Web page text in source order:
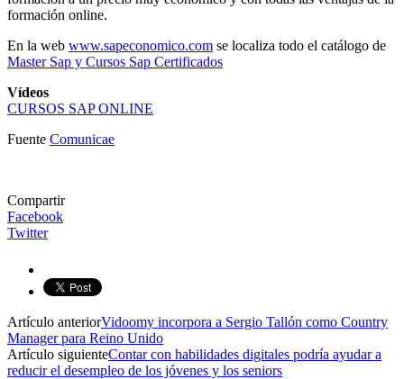
formación online.
En la web www.sapeconomico.com se localiza todo el catálogo de
Master Sap y Cursos Sap Certificados
Vídeos
CURSOS SAP ONLINE
Fuente Comunicae
Compartir
Facebook
Twitter
Artículo anteriorVidoomy incorpora a Sergio Tallón como Country
Manager para Reino Unido
Artículo siguienteContar con habilidades digitales podría ayudar a
reducir el desempleo de los jóvenes y los seniors